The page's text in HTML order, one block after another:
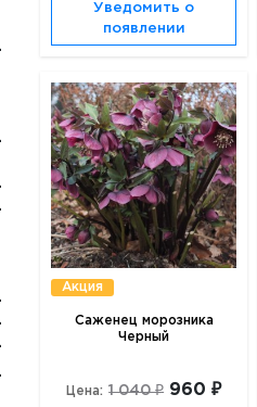
Уведомить о
появлении
Акция
Саженец морозника
Черный
Цена: 1 040 ₽ 960 ₽